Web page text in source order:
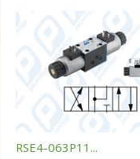
RSE4-063P11...